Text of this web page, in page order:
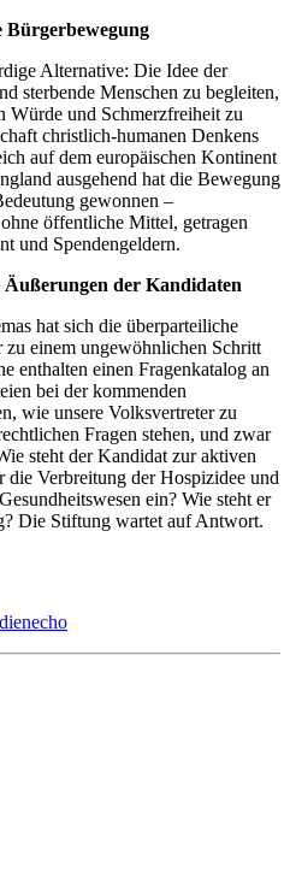
Bürgerbewegung
Alternative: Die Idee der
sterbende Menschen zu begleiten,
Würde und Schmerzfreiheit zu
christlich-humanen Denkens
auf dem europäischen Kontinent
ausgehend hat die Bewegung
gewonnen –
öffentliche Mittel, getragen
und Spendengeldern.
der Kandidaten
hat sich die überparteiliche
einem ungewöhnlichen Schritt
enthalten einen Fragenkatalog an
bei der kommenden
wie unsere Volksvertreter zu
Fragen stehen, und zwar
steht der Kandidat zur aktiven
die Verbreitung der Hospizidee und
ein? Wie steht er
Die Stiftung wartet auf Antwort.